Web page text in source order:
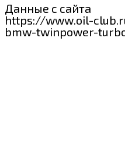
Данные с сайта
https://www.oil-
bmw-twinpower-